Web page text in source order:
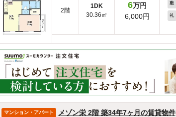
2階
1DK
30.36㎡
6万円
6,000円
敷
礼
マンション・アパート メゾン栄 2階 築34年7ヶ月の賃貸物件